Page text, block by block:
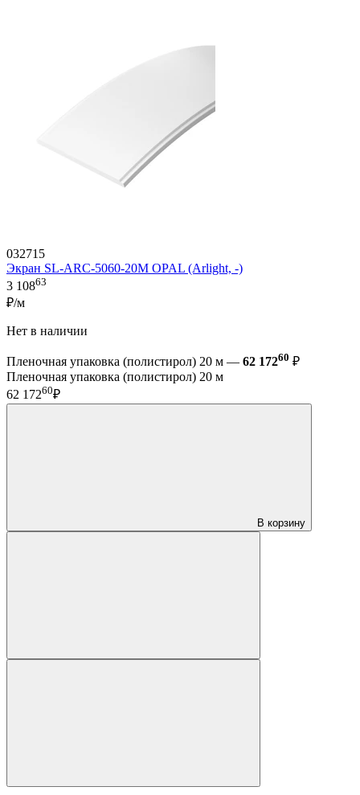
032715
Экран SL-ARC-5060-20M OPAL (Arlight, -)
3 10863
₽/м
Нет в наличии
Пленочная упаковка (полистирол) 20 м — 62 17260 ₽
Пленочная упаковка (полистирол) 20 м
62 17260₽
В корзину